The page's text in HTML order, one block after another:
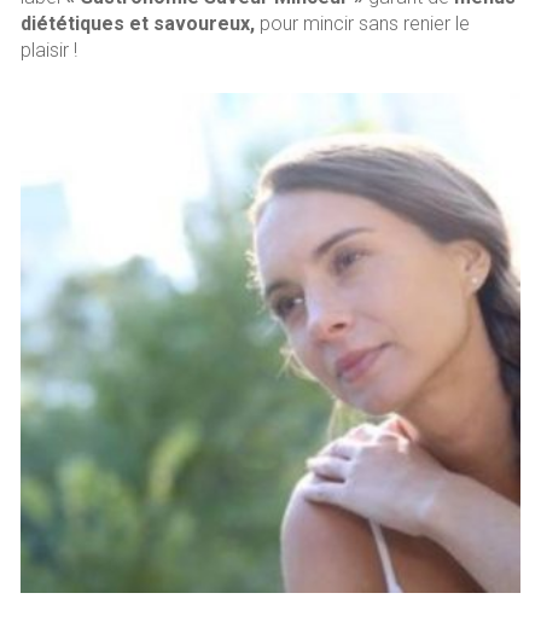
diététiques et savoureux, pour mincir sans renier le
plaisir !